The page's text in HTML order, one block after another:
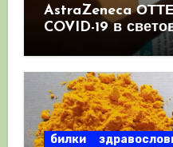
AstraZeneca
COVID-19 в
като призна, че
билки